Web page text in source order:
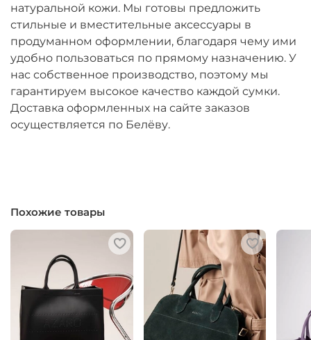
натуральной кожи. Мы готовы предложить
стильные и вместительные аксессуары в
продуманном оформлении, благодаря чему ими
удобно пользоваться по прямому назначению. У
нас собственное производство, поэтому мы
гарантируем высокое качество каждой сумки.
Доставка оформленных на сайте заказов
осуществляется по Белёву.
Похожие товары